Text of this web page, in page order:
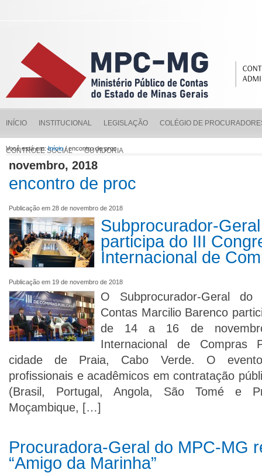
INÍCIO INSTITUCIONAL LEGISLAÇÃO COLÉGIO DE
CONTROLE SOCIAL OUVIDORIA
Você está em:Início/ encontro de proc
novembro, 2018
encontro de proc
Publicação em 28 de novembro de 2018
Subprocurador-
participa do III
Internacional de
Publicação em 19 de novembro de 2018
O Subprocurador-Geral
Contas Marcilio Barenco
de 14 a 16 de
Internacional de Compras
cidade de Praia, Cabo Verde. O
profissionais e acadêmicos em contratação
(Brasil, Portugal, Angola, São Tomé e
Moçambique, […]
Procuradora-Geral do MPC-MG
“Amigo da Marinha”